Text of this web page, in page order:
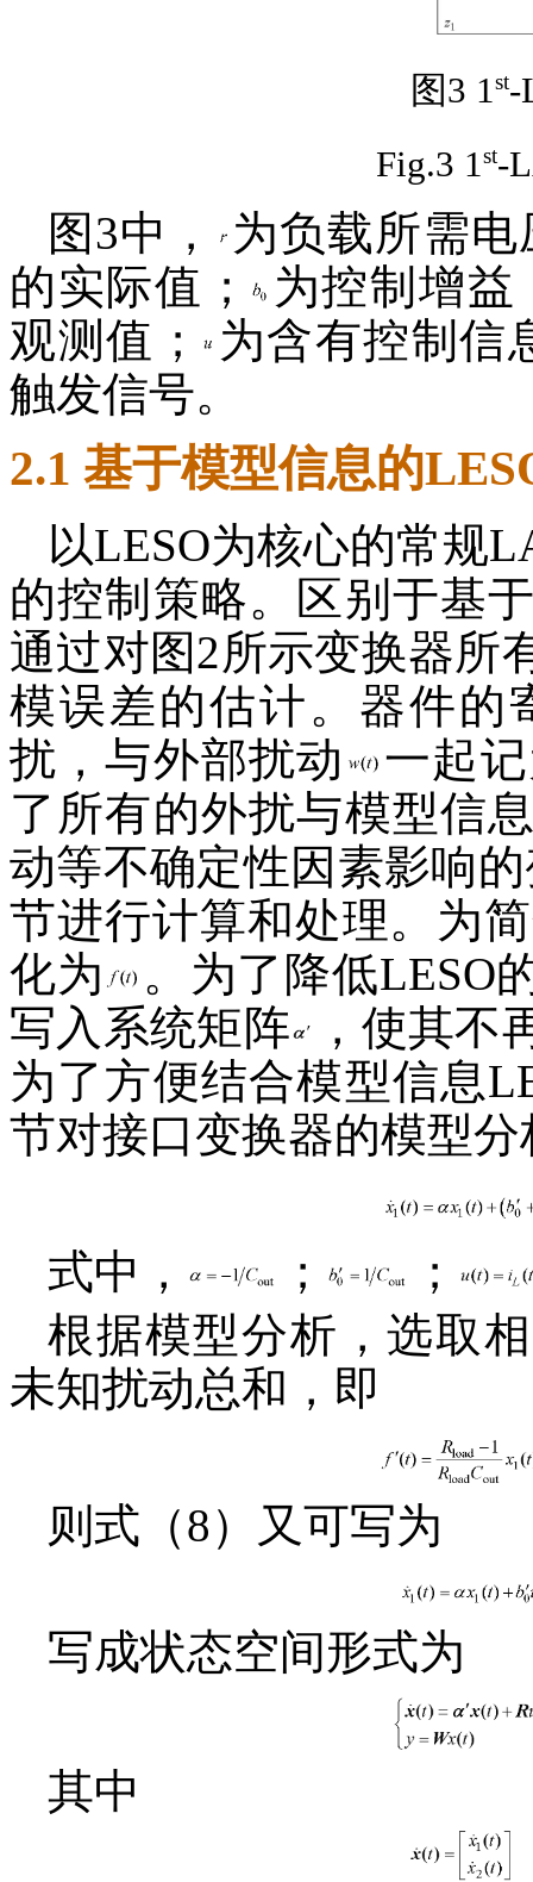
图3 1st-
Fig.3 1st-
图3中，
为负载所需
的实际值；
为控制增益
观测值；
为含有控制信
触发信号。
2.1 基于模型信息的
以LESO为核心的常规
的控制策略。区别于基
通过对图2所示变换器所
模误差的估计。器件的
扰，与外部扰动
一起
了所有的外扰与模型信
动等不确定性因素影响
节进行计算和处理。为
化为
。为了降低LESO
写入系统矩阵
，使其不
为了方便结合模型信息
节对接口变换器的模型
式中， ；
；
根据模型分析，选取
未知扰动总和，即
则式（8）又可写为
写成状态空间形式为
其中